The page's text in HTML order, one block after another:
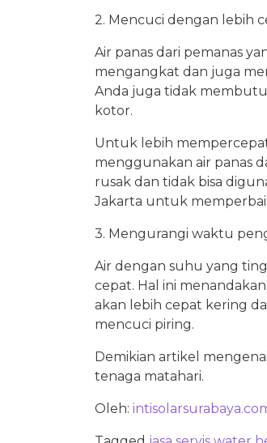
2. Mencuci dengan lebih
Air panas dari pemanas
mengangkat dan juga
Anda juga tidak
kotor.
Untuk lebih
menggunakan air panas
rusak dan tidak bisa
Jakarta untuk
3. Mengurangi waktu
Air dengan suhu yang
cepat. Hal ini
akan lebih cepat kering
mencuci piring.
Demikian artikel
tenaga matahari.
Oleh: